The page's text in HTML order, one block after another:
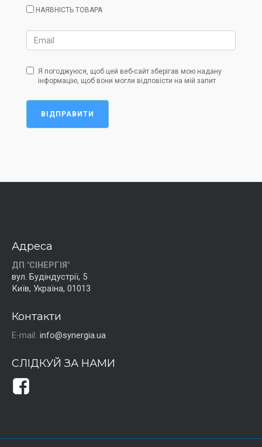
НАЯВНІСТЬ ТОВАРА
Я погоджуюся, щоб цей веб-сайт зберігав мою надану
інформацію, щоб вони могли відповісти на мій запит
ВІДПРАВИТИ
Адреса
ДП "СІНЕРГІЯ"
вул. Будіндустрії, 5
Київ, Україна, 01013
Контакти
E-mail: info@synergia.ua
СЛІДКУЙ ЗА НАМИ